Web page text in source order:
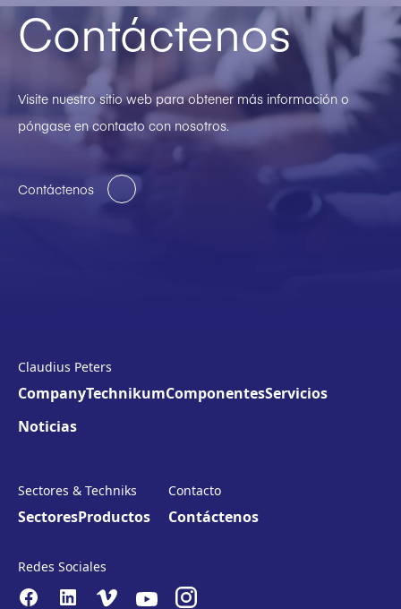
Contáctenos
Visite nuestro sitio web para obtener más información o
póngase en contacto con nosotros.
Contáctenos
Claudius Peters
CompanyTechnikumComponentesServicios
Noticias
Sectores & Techniks
SectoresProductos
Contacto
Contáctenos
Redes Sociales